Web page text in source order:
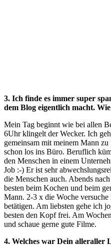
3. Ich finde es immer super
dem Blog eigentlich macht.
Mein Tag beginnt wie bei allen
6Uhr klingelt der Wecker. Ich
gemeinsam mit meinem Mann
schon los ins Büro. Beruflich
den Menschen in einem
Job :-) Er ist sehr
die Menschen auch. Abends
besten beim Kochen und beim
Mann. 2-3 x die Woche
betätigen. Am liebsten gehe ich
besten den Kopf frei. Am
und schaue gerne gute Filme.
4. Welches war Dein alleraller